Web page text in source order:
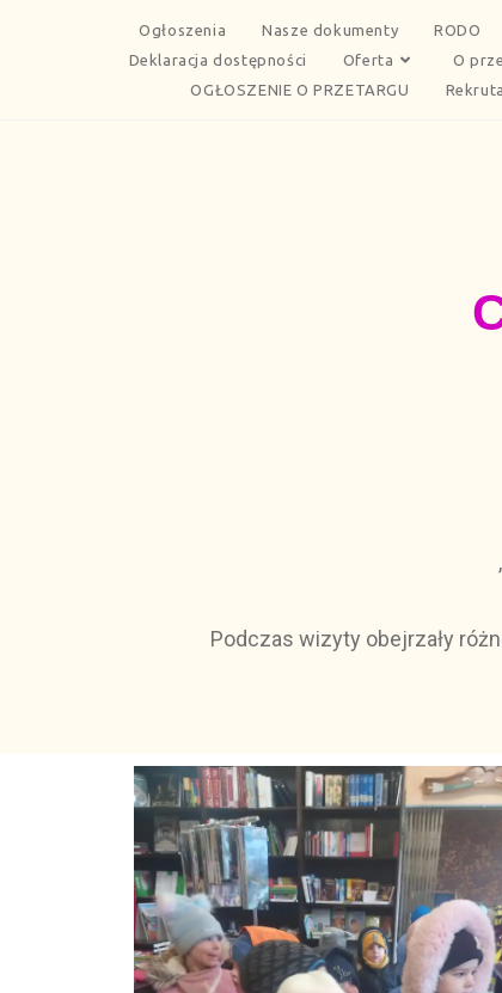
Ogłoszenia Nasze dokumenty RODO
Deklaracja dostępności
Oferta
O
OGŁOSZENIE O PRZETARGU
Podczas wizyty obejrzały